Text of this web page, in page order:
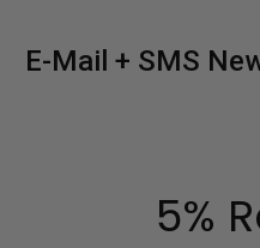
E-Mail + SMS
5%